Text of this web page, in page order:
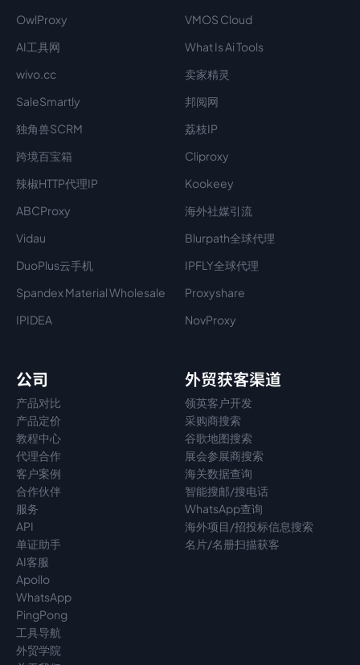
OwlProxy
VMOS Cloud
AI工具网
What Is Ai Tools
wivo.cc
卖家精灵
SaleSmartly
邦阅网
独角兽SCRM
荔枝IP
跨境百宝箱
Cliproxy
辣椒HTTP代理IP
Kookeey
ABCProxy
海外社媒引流
Vidau
Blurpath全球代理
DuoPlus云手机
IPFLY全球代理
Spandex Material Wholesale​
Proxyshare
IPIDEA
NovProxy
公司
产品对比
产品定价
教程中心
代理合作
客户案例
合作伙伴
服务
API
单证助手
AI客服
Apollo
WhatsApp
PingPong
工具导航
外贸学院
外贸获客渠道
领英客户开发
采购商搜索
谷歌地图搜索
展会参展商搜索
海关数据查询
智能搜邮/搜电话
WhatsApp查询
海外项目/招投标信息搜索
名片/名册扫描获客